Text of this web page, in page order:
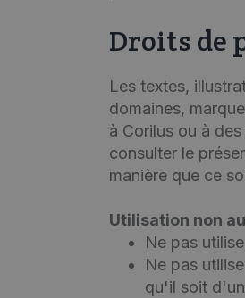
Droits de
Les textes,
domaines,
à Corilus ou à
consulter le
manière que ce
Utilisation non
Ne pas
Ne pas
qu'il soit